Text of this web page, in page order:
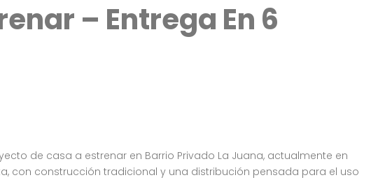
– Entrega En 6
de casa a estrenar en Barrio Privado La Juana, actualmente en
con construcción tradicional y una distribución pensada para el uso